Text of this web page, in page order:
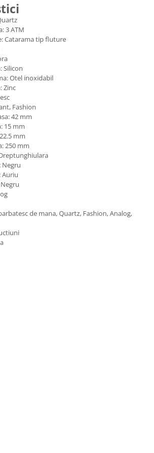
3 ATM
Catarama tip fluture
Silicon
Otel inoxidabil
Zinc
Fashion
42 mm
15 mm
mm
250 mm
Negru
Auriu
de mana, Quartz, Fashion, Analog,